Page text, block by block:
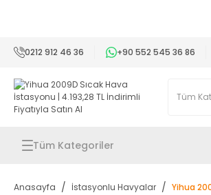
0212 912 46 36 +90 552 545 36 86
Tüm Kategoriler
Anasayfa İstasyonlu Havyalar Yihua